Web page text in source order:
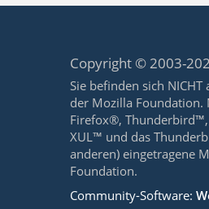
Copyright © 2003-
Sie befinden sich
der Mozilla
Firefox®,
XUL™ und das
anderen) eingetragene
Foundation.
Community-Software: